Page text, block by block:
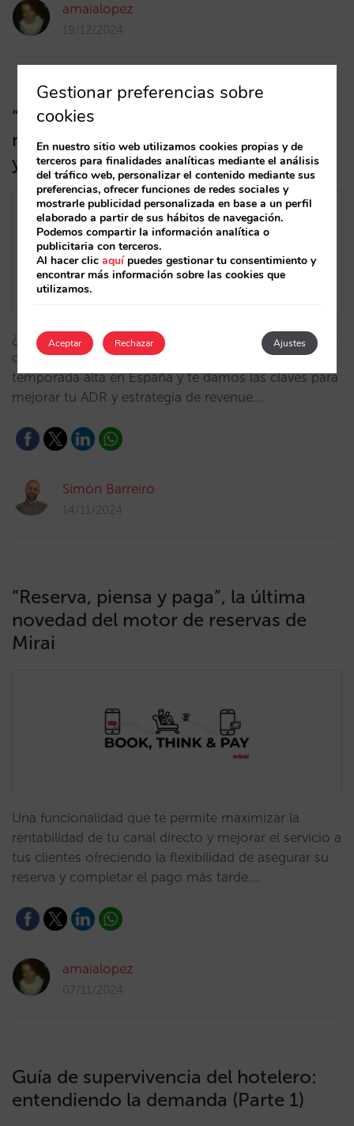
amaialopez
19/12/2024
“A última hora los hoteles venden
más caro”. ¿Realidad o mito? Análisis
y claves para conseguirlo
¿Sabes si tu estrategia de pricing ha sido incremental
o inversa? Analizamos datos de nuestros hoteles en
temporada alta en España y te damos las claves para
mejorar tu ADR y estrategia de revenue.…
Simón Barreiro
14/11/2024
“Reserva, piensa y paga”, la última
novedad del motor de reservas de
Mirai
Una funcionalidad que te permite maximizar la
rentabilidad de tu canal directo y mejorar el servicio a
tus clientes ofreciendo la flexibilidad de asegurar su
reserva y completar el pago más tarde.…
amaialopez
07/11/2024
Guía de supervivencia del hotelero:
entendiendo la demanda (Parte 1)
Gestionar preferencias sobre
cookies
En nuestro sitio web utilizamos cookies propias y de
terceros para finalidades analíticas mediante el análisis
del tráfico web, personalizar el contenido mediante sus
preferencias, ofrecer funciones de redes sociales y
mostrarle publicidad personalizada en base a un perfil
elaborado a partir de sus hábitos de navegación.
Podemos compartir la información analítica o
publicitaria con terceros.
Al hacer clicaquípuedes gestionar tu consentimiento y
encontrar más información sobre las cookies que
utilizamos.
Aceptar Ajustes
Rechazar